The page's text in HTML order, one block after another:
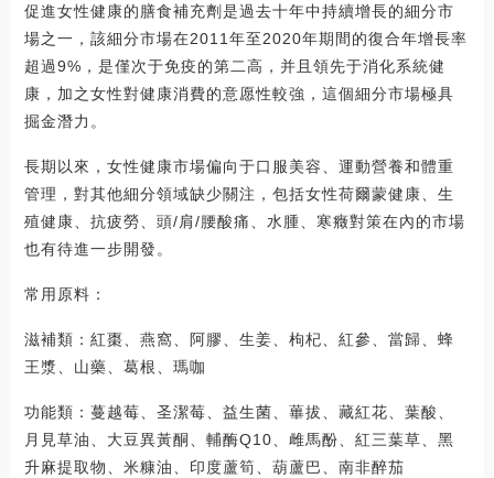
促進女性健康的膳食補充劑是過去十年中持續增長的細分市
場之一，該細分市場在2011年至2020年期間的復合年增長率
超過9%，是僅次于免疫的第二高，并且領先于消化系統健
康，加之女性對健康消費的意愿性較強，這個細分市場極具
掘金潛力。
長期以來，女性健康市場偏向于口服美容、運動營養和體重
管理，對其他細分領域缺少關注，包括女性荷爾蒙健康、生
殖健康、抗疲勞、頭/肩/腰酸痛、水腫、寒癥對策在內的市場
也有待進一步開發。
常用原料：
滋補類：紅棗、燕窩、阿膠、生姜、枸杞、紅參、當歸、蜂
王漿、山藥、葛根、瑪咖
功能類：蔓越莓、圣潔莓、益生菌、蓽拔、藏紅花、葉酸、
月見草油、大豆異黃酮、輔酶Q10、雌馬酚、紅三葉草、黑
升麻提取物、米糠油、印度蘆筍、葫蘆巴、南非醉茄